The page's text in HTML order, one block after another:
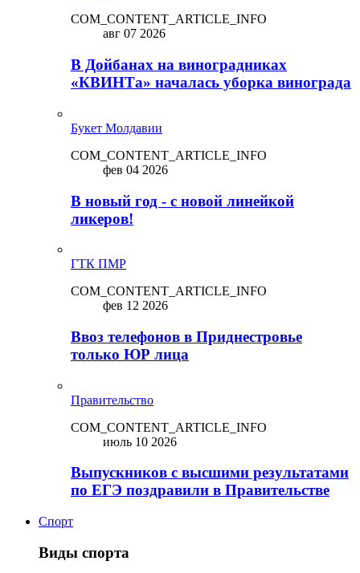
COM_CONTENT_ARTICLE_INFO
авг 07 2026
В Дойбанах на виноградниках
«КВИНТа» началась уборка винограда
Букет Молдавии
COM_CONTENT_ARTICLE_INFO
фев 04 2026
В новый год - с новой линейкой
ликepoв!
ГТК ПМР
COM_CONTENT_ARTICLE_INFO
фев 12 2026
Ввоз телефонов в Приднестровье
только ЮР лица
Правительство
COM_CONTENT_ARTICLE_INFO
июль 10 2026
Выпускников с высшими результатами
по ЕГЭ поздравили в Правительстве
Спорт
Виды спорта